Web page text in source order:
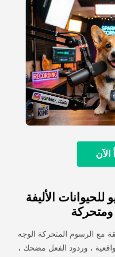
الآن
للحيوانات الأليفة
مع الرسوم المتحركة الوجه
واقعية ، وردود الفعل مضحك ،